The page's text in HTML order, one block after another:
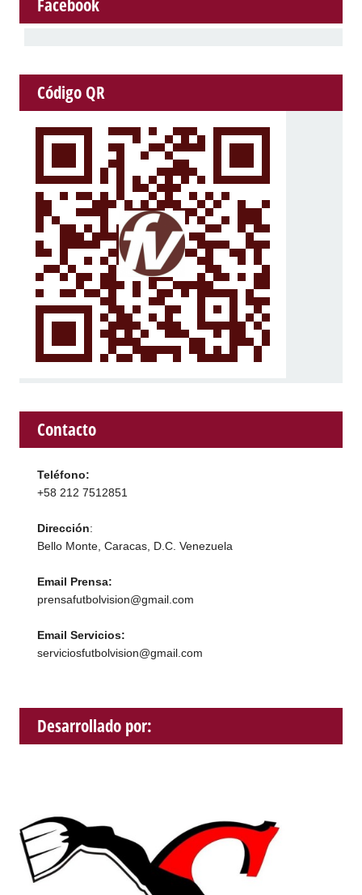
Facebook
Código QR
Contacto
Teléfono:
+58 212 7512851
Dirección:
Bello Monte, Caracas, D.C. Venezuela
Email Prensa:
prensafutbolvision@gmail.com
Email Servicios:
serviciosfutbolvision@gmail.com
Desarrollado por: